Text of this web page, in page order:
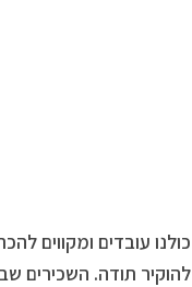
כולנו עובדים ומקווים
להוקיר תודה. השכירים